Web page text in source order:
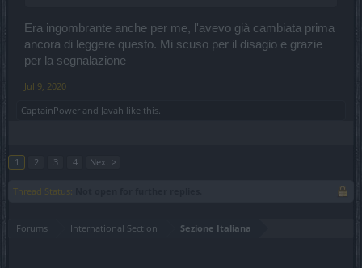
Era ingombrante anche per me, l'avevo già cambiata prima
ancora di leggere questo. Mi scuso per il disagio e grazie
per la segnalazione
Jul 9, 2020
CaptainPower and Javah like this.
1 2 3 4 Next >
Thread Status:
Forums International Section Sezione Italiana